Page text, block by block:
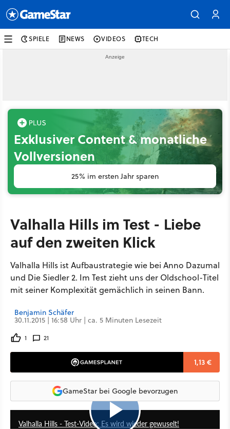
SPIELE NEWS VIDEOS TECH
Exklusiver Content & monatliche
Vollversionen
25% im ersten Jahr sparen
Valhalla Hills im Test - Liebe
auf den zweiten Klick
Valhalla Hills ist Aufbaustrategie wie bei Anno Dazumal
und Die Siedler 2. Im Test zieht uns der Oldschool-Titel
mit seiner Komplexität gemächlich in seinen Bann.
Benjamin Schäfer
30.11.2015 | 16:58 Uhr | ca. 5 Minuten Lesezeit
1 21
1,13 €
GameStar bei Google bevorzugen
4:19
Valhalla Hills - Test-Video: Es wird wieder gewuselt!